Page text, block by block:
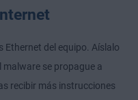
Ethernet del equipo. Aíslalo
malware se propague a
recibir más instrucciones